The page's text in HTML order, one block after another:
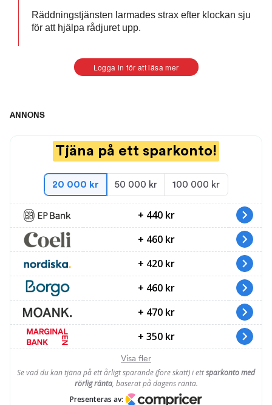
Räddningstjänsten larmades strax efter klockan sju
för att hjälpa rådjuret upp.
Logga in för att läsa mer
0:36
ANNONS